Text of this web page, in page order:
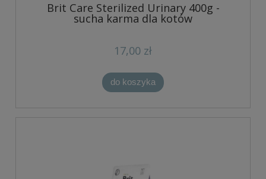
Brit Care Sterilized Urinary 400g -
sucha karma dla kotów
17,00 zł
do koszyka